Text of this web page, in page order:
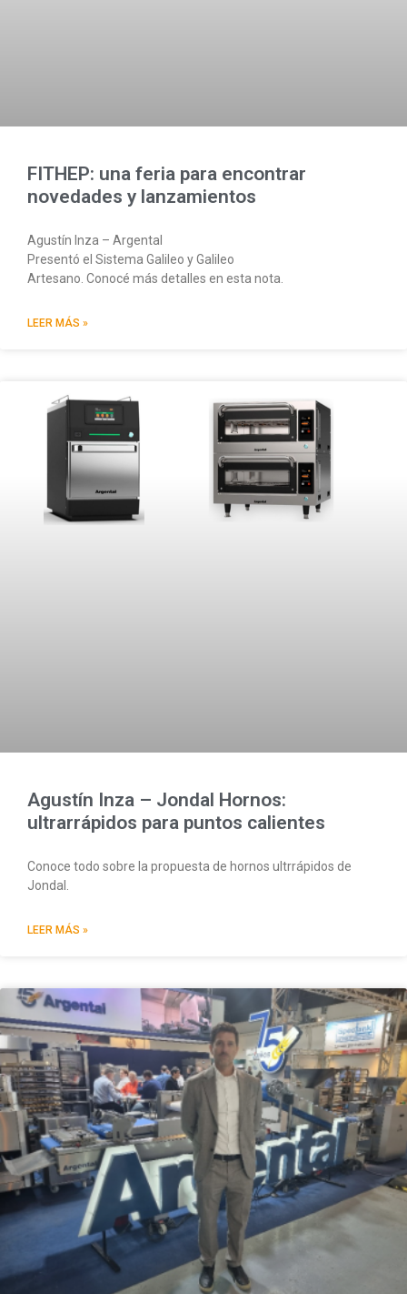
FITHEP: una feria para encontrar
novedades y lanzamientos
Agustín Inza – Argental
Presentó el Sistema Galileo y Galileo
Artesano. Conocé más detalles en esta nota.
LEER MÁS »
Agustín Inza – Jondal Hornos:
ultrarrápidos para puntos calientes
Conoce todo sobre la propuesta de hornos ultrrápidos de
Jondal.
LEER MÁS »